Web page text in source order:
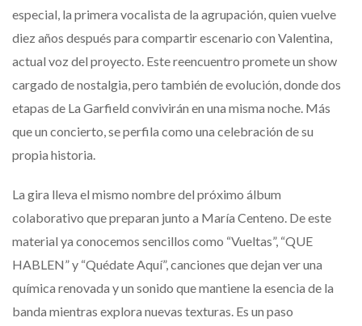
especial, la primera vocalista de la agrupación, quien vuelve
diez años después para compartir escenario con Valentina,
actual voz del proyecto. Este reencuentro promete un show
cargado de nostalgia, pero también de evolución, donde dos
etapas de La Garfield convivirán en una misma noche. Más
que un concierto, se perfila como una celebración de su
propia historia.
La gira lleva el mismo nombre del próximo álbum
colaborativo que preparan junto a María Centeno. De este
material ya conocemos sencillos como “Vueltas”, “QUE
HABLEN” y “Quédate Aquí”, canciones que dejan ver una
química renovada y un sonido que mantiene la esencia de la
banda mientras explora nuevas texturas. Es un paso